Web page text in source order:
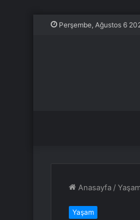
Perşembe, Ağustos 6
Anasayfa /
Yaşam